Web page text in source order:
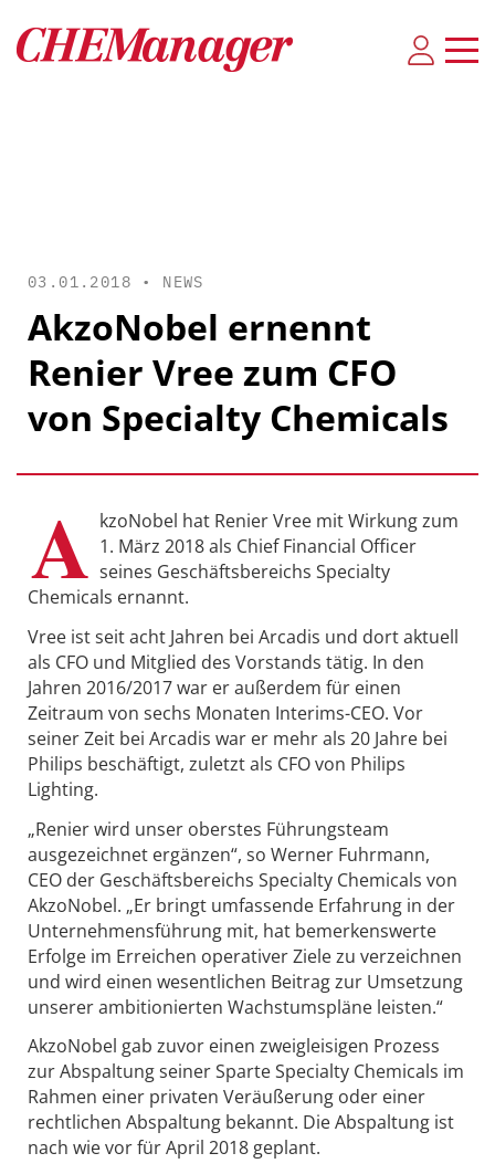
03.01.2018 • NEWS
AkzoNobel ernennt
Renier Vree zum CFO
von Specialty Chemicals
A kzoNobel hat Renier Vree mit Wirkung zum
1. März 2018 als Chief Financial Officer
seines Geschäftsbereichs Specialty
Chemicals ernannt.
Vree ist seit acht Jahren bei Arcadis und dort aktuell
als CFO und Mitglied des Vorstands tätig. In den
Jahren 2016/2017 war er außerdem für einen
Zeitraum von sechs Monaten Interims-CEO. Vor
seiner Zeit bei Arcadis war er mehr als 20 Jahre bei
Philips beschäftigt, zuletzt als CFO von Philips
Lighting.
„Renier wird unser oberstes Führungsteam
ausgezeichnet ergänzen“, so Werner Fuhrmann,
CEO der Geschäftsbereichs Specialty Chemicals von
AkzoNobel. „Er bringt umfassende Erfahrung in der
Unternehmensführung mit, hat bemerkenswerte
Erfolge im Erreichen operativer Ziele zu verzeichnen
und wird einen wesentlichen Beitrag zur Umsetzung
unserer ambitionierten Wachstumspläne leisten.“
AkzoNobel gab zuvor einen zweigleisigen Prozess
zur Abspaltung seiner Sparte Specialty Chemicals im
Rahmen einer privaten Veräußerung oder einer
rechtlichen Abspaltung bekannt. Die Abspaltung ist
nach wie vor für April 2018 geplant.